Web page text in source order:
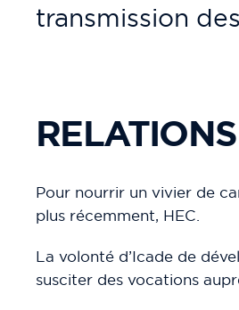
transmission
Pour nourrir un vivier de
plus récemment, HEC.
La volonté d’Icade de
susciter des vocations